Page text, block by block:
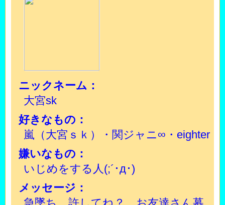
ニックネーム：
大宮sk
好きなもの：
嵐（大宮ｓｋ）・関ジャニ∞・eighter
嫌いなもの：
いじめをする人(;´･д･)
メッセージ：